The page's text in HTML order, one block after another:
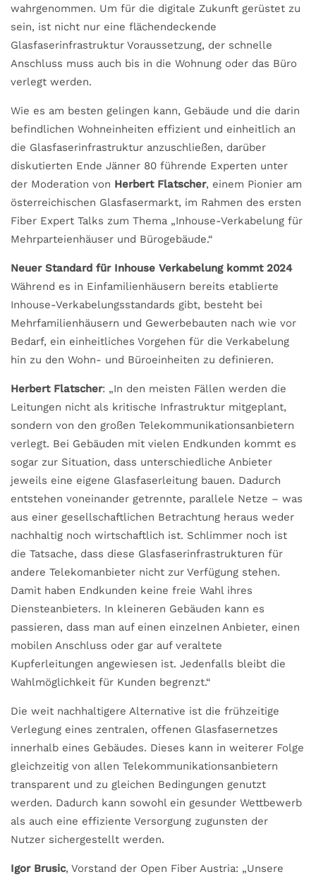
wahrgenommen. Um für die digitale Zukunft gerüstet zu
sein, ist nicht nur eine flächendeckende
Glasfaserinfrastruktur Voraussetzung, der schnelle
Anschluss muss auch bis in die Wohnung oder das Büro
verlegt werden.
Wie es am besten gelingen kann, Gebäude und die darin
befindlichen Wohneinheiten effizient und einheitlich an
die Glasfaserinfrastruktur anzuschließen, darüber
diskutierten Ende Jänner 80 führende Experten unter
der Moderation von Herbert Flatscher, einem Pionier am
österreichischen Glasfasermarkt, im Rahmen des ersten
Fiber Expert Talks zum Thema „Inhouse-Verkabelung für
Mehrparteienhäuser und Bürogebäude.“
Neuer Standard für Inhouse Verkabelung kommt 2024
Während es in Einfamilienhäusern bereits etablierte
Inhouse-Verkabelungsstandards gibt, besteht bei
Mehrfamilienhäusern und Gewerbebauten nach wie vor
Bedarf, ein einheitliches Vorgehen für die Verkabelung
hin zu den Wohn- und Büroeinheiten zu definieren.
Herbert Flatscher: „In den meisten Fällen werden die
Leitungen nicht als kritische Infrastruktur mitgeplant,
sondern von den großen Telekommunikationsanbietern
verlegt. Bei Gebäuden mit vielen Endkunden kommt es
sogar zur Situation, dass unterschiedliche Anbieter
jeweils eine eigene Glasfaserleitung bauen. Dadurch
entstehen voneinander getrennte, parallele Netze – was
aus einer gesellschaftlichen Betrachtung heraus weder
nachhaltig noch wirtschaftlich ist. Schlimmer noch ist
die Tatsache, dass diese Glasfaserinfrastrukturen für
andere Telekomanbieter nicht zur Verfügung stehen.
Damit haben Endkunden keine freie Wahl ihres
Diensteanbieters. In kleineren Gebäuden kann es
passieren, dass man auf einen einzelnen Anbieter, einen
mobilen Anschluss oder gar auf veraltete
Kupferleitungen angewiesen ist. Jedenfalls bleibt die
Wahlmöglichkeit für Kunden begrenzt.“
Die weit nachhaltigere Alternative ist die frühzeitige
Verlegung eines zentralen, offenen Glasfasernetzes
innerhalb eines Gebäudes. Dieses kann in weiterer Folge
gleichzeitig von allen Telekommunikationsanbietern
transparent und zu gleichen Bedingungen genutzt
werden. Dadurch kann sowohl ein gesunder Wettbewerb
als auch eine effiziente Versorgung zugunsten der
Nutzer sichergestellt werden.
Igor Brusic, Vorstand der Open Fiber Austria: „Unsere